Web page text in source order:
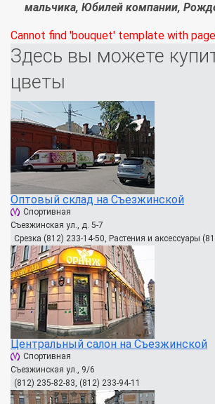
мальчика, Юбилей компании,
Cannot find 'bouquet' template with
Здесь вы можете
цветы
Оптовый склад на Съезжинской
Спортивная
Съезжинская ул., д. 5-7
Срезка (812) 233-14-50, Растения и аксессуары
Центральный салон на Съезжинской
Спортивная
Съезжинская ул., 9/6
(812) 235-82-83, (812) 233-94-11